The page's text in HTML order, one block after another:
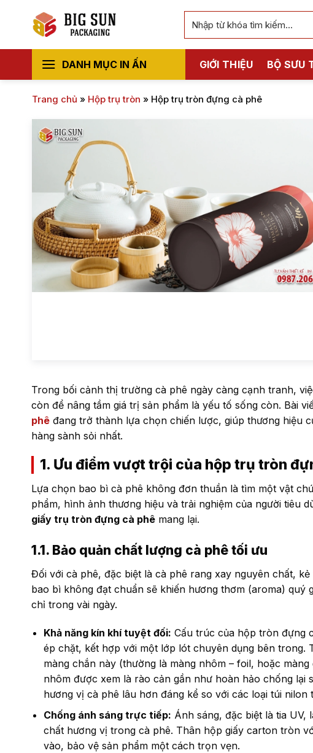
dung
kiếm:
DANH MỤC IN ẤN GIỚI THIỆU BỘ SƯU
Trang chủ » Hộp trụ tròn » Hộp trụ tròn đựng cà phê
Trong bối cảnh thị trường cà phê ngày càng cạnh tranh,
còn để nâng tầm giá trị sản phẩm là yếu tố sống còn. Bài
phêđang trở thành lựa chọn chiến lược, giúp thương hiệu
hàng sành sỏi nhất.
1. Ưu điểm vượt trội của hộp trụ tròn
Lựa chọn bao bì cà phêkhông đơn thuần là tìm một vật
phẩm, hình ảnh thương hiệu và trải nghiệm của người tiêu
giấy trụ tròn đựng cà phêmang lại.
1.1. Bảo quản chất lượng cà phê tối ưu
Đối với cà phê, đặc biệt là cà phê rang xay nguyên chất,
bao bì không đạt chuẩn sẽ khiến hương thơm (aroma)
chỉ trong vài ngày.
Khả năng kín khí tuyệt đối: Cấu trúc của hộp tròn đựng
ép chặt, kết hợp với một lớp lót chuyên dụng bên
màng chắn này (thường là màng nhôm – foil, hoặc
nhôm được xem là rào cản gần như hoàn hảo chống lại
hương vị cà phê lâu hơn đáng kể so với các loại túi nilon
Chống ánh sáng trực tiếp: Ánh sáng, đặc biệt là tia
chất hương vị trong cà phê. Thân hộp giấy carton tròn
vào, bảo vệ sản phẩm một cách trọn vẹn.